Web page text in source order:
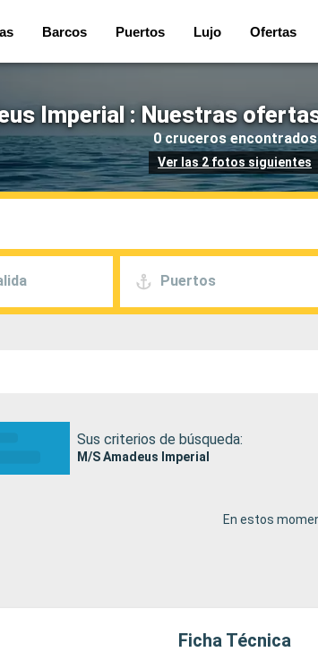
Barcos Puertos Lujo Ofertas
Imperial : Nuestras
0 cruceros encontrados
Ver las 2 fotos siguientes
Puertos
Sus criterios de búsqueda:
M/S Amadeus Imperial
En estos
Ficha Técnica